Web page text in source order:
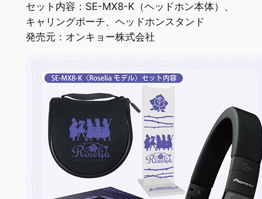
セット内容：SE-MX8-K（ヘッドホン本体）、
キャリングポーチ、ヘッドホンスタンド
発売元：オンキョー株式会社